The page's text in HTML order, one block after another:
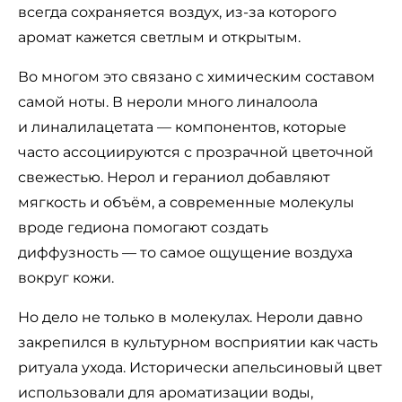
всегда сохраняется воздух, из-за которого
аромат кажется светлым и открытым.
Во многом это связано с химическим составом
самой ноты. В нероли много линалоола
и линалилацетата — компонентов, которые
часто ассоциируются с прозрачной цветочной
свежестью. Нерол и гераниол добавляют
мягкость и объём, а современные молекулы
вроде гедиона помогают создать
диффузность — то самое ощущение воздуха
вокруг кожи.
Но дело не только в молекулах. Нероли давно
закрепился в культурном восприятии как часть
ритуала ухода. Исторически апельсиновый цвет
использовали для ароматизации воды,